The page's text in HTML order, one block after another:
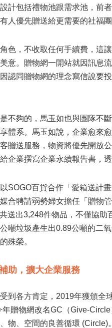
計包括禮物池跟需求池，前
人優先贈送給更需要的社福
色，不收取任何手續費，這
意。贈物網一開站就因訊息
認同贈物網的理念寫信說要
不夠的，馬玉如也與團隊不
體系。馬玉如說，企業愈來
贈送服務，物資將優先開放
企業撰寫企業永續報告書，
SOGO百貨合作「愛箱送計
合聘請弱勢婦女擔任「贈物
送出3,248件物品，不僅協
噸垃圾產生出0.89公噸的二
殊榮。
助，擴大企業服務
到各方肯定，2019年獲頒全
贈物網改名GC（Give-
物、空間的良善循環 (Circle)。